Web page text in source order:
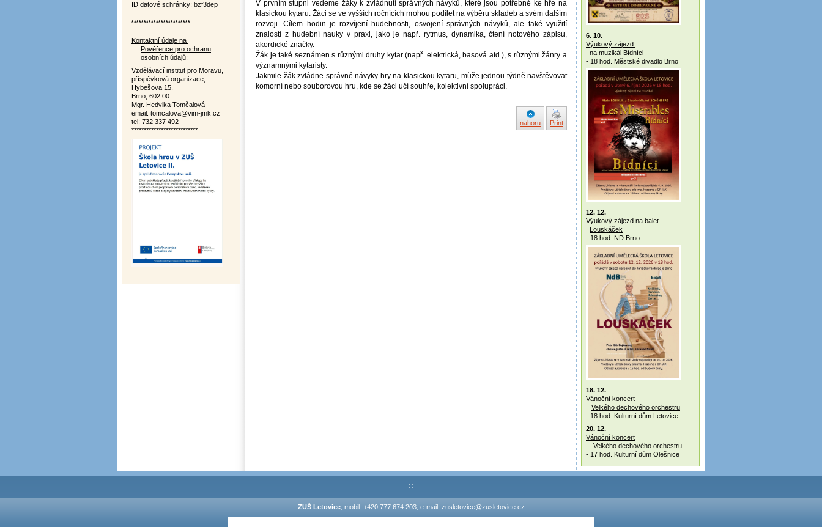
V prvním stupni vedeme žáky k zvládnutí správných návyků, které jsou potřebné ke hře na
klasickou kytaru. Žáci se ve vyšších ročnících mohou podílet na výběru skladeb a svém dalším
rozvoji. Cílem hodin je rozvíjení hudebnosti, osvojení správných návyků, ale také využití
znalostí z hudební nauky v praxi, jako je např. rytmus, dynamika, čtení notového zápisu,
akordické značky.
Žák je také seznámen s různými druhy kytar (např. elektrická, basová atd.), s různými žánry a
významnými kytaristy.
Jakmile žák zvládne správné návyky hry na klasickou kytaru, může jednou týdně navštěvovat
komorní nebo souborovou hru, kde se žáci učí souhře, kolektivní spolupráci.
nahoru Print
6. 10.
Výukový zájezd
na muzikál Bídníci
- 18 hod. Městské divadlo Brno
12. 12.
Výukový zájezd na balet
Louskáček
- 18 hod. ND Brno
18. 12.
Vánoční koncert
Velkého dechového orchestru
- 18 hod. Kulturní dům Letovice
20. 12.
Vánoční koncert
Velkého dechového orchestru
- 17 hod. Kulturní dům Olešnice
ID datové schránky: bzf3dep
************************
Kontaktní údaje na
Pověřence pro ochranu
osobních údajů:
Vzdělávací institut pro Moravu,
příspěvková organizace,
Hybešova 15,
Brno, 602 00
Mgr. Hedvika Tomčalová
email: tomcalova@vim-jmk.cz
tel: 732 337 492
***************************
©
ZUŠ Letovice, mobil: +420 777 674 203, e-mail: zusletovice@zusletovice.cz